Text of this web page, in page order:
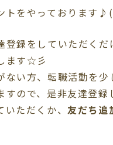
トをやっておりま
登録をしていただくだ
ます☆彡
い方、転職活動を
すので、是非友達登
いただくか、友だち追